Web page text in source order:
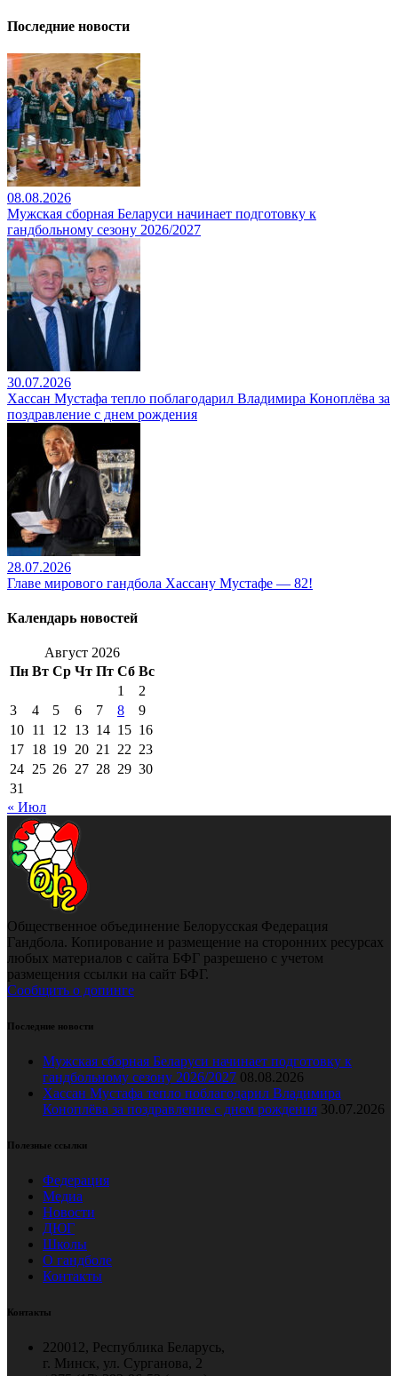
Последние новости
08.08.2026
Мужская сборная Беларуси начинает подготовку к
гандбольному сезону 2026/2027
30.07.2026
Хассан Мустафа тепло поблагодарил Владимира Коноплёва за
поздравление с днем рождения
28.07.2026
Главе мирового гандбола Хассану Мустафе — 82!
Календарь новостей
Август 2026
Пн Вт Ср Чт Пт Сб Вс
1
2
3
4 5 6 7 8
9
10 11 12 13 14 15 16
17 18 19 20 21 22 23
24 25 26 27 28 29 30
31
« Июл
Общественное объединение Белорусская Федерация
Гандбола. Копирование и размещение на сторонних ресурсах
любых материалов с сайта БФГ разрешено с учетом
размещения ссылки на сайт БФГ.
Сообщить о допинге
Последние новости
Мужская сборная Беларуси начинает подготовку к
гандбольному сезону 2026/2027 08.08.2026
Хассан Мустафа тепло поблагодарил Владимира
Коноплёва за поздравление с днем рождения 30.07.2026
Полезные ссылки
Федерация
Медиа
Новости
ДЮГ
Школы
О гандболе
Контакты
Контакты
220012, Республика Беларусь,
г. Минск, ул. Сурганова, 2